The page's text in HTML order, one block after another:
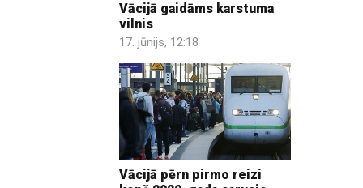
Vācijā gaidāms karstuma
vilnis
17. jūnijs, 12:18
Vācijā pērn pirmo reizi